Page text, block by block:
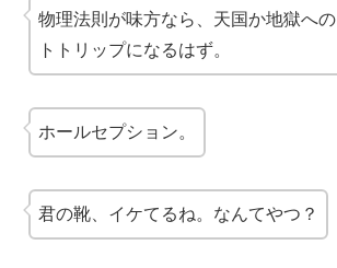
物理法則が味方なら、天国か地獄への
トトリップになるはず。
ホールセプション。
君の靴、イケてるね。なんてやつ？